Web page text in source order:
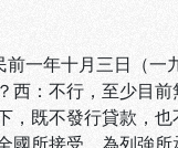
一年十月三日（一
：不行，至少目
既不發行貸款，